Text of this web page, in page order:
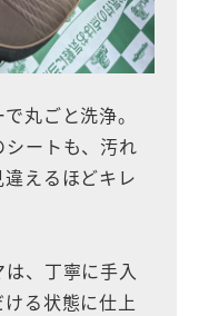
丸ごと洗浄。
ートも、汚れ
えるほどキレ
、丁寧に手入
る状態に仕上